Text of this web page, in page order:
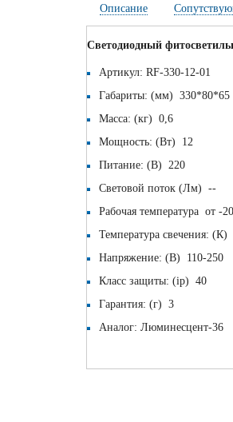
Описание
Светодиодный
Артикул: RF-330-12-01
Габариты: (мм) 330*80*65
Масса: (кг) 0,6
Мощность: (Вт) 12
Питание: (В) 220
Световой поток (Лм) --
Рабочая температура от -
Температура свечения:
Напряжение: (В) 110-250
Класс защиты: (ip) 40
Гарантия: (г) 3
Аналог: Люминесцент-36